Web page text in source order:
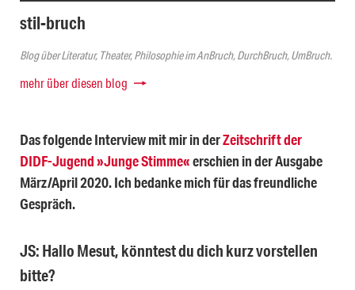
stil-bruch
Blog über Literatur, Theater, Philosophie im AnBruch, DurchBruch, UmBruch.
mehr über diesen blog
Das folgende Interview mit mir in derZeitschrift der
DIDF-Jugend »Junge Stimme«erschien in der Ausgabe
März/April 2020. Ich bedanke mich für das freundliche
Gespräch.
JS: Hallo Mesut, könntest du dich kurz vorstellen
bitte?